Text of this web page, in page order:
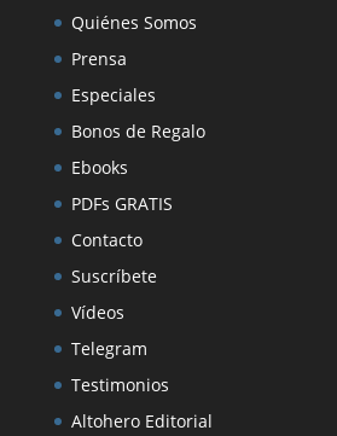
Quiénes Somos
Prensa
Especiales
Bonos de Regalo
Ebooks
PDFs GRATIS
Contacto
Suscríbete
Vídeos
Telegram
Testimonios
Altohero Editorial